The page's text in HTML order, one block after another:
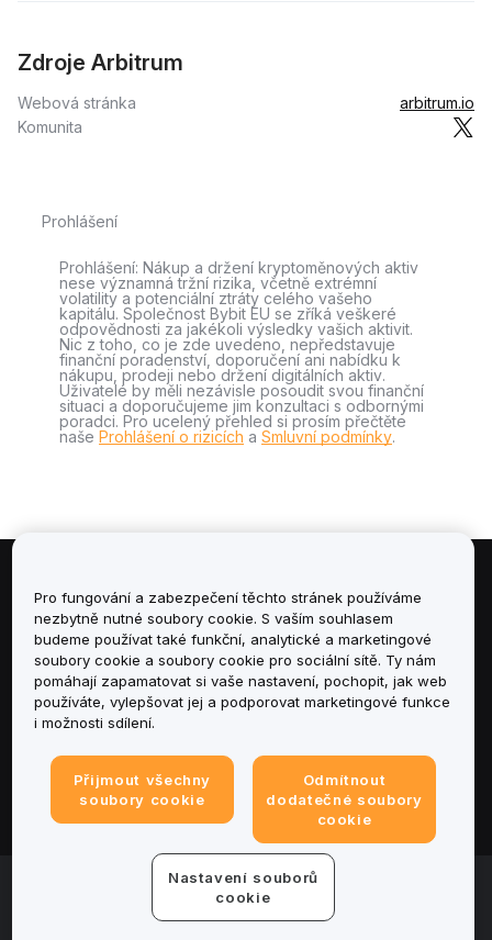
Zdroje Arbitrum
Webová stránka
arbitrum.io
Komunita
Prohlášení
Prohlášení: Nákup a držení kryptoměnových aktiv
nese významná tržní rizika, včetně extrémní
volatility a potenciální ztráty celého vašeho
kapitálu. Společnost Bybit EU se zříká veškeré
odpovědnosti za jakékoli výsledky vašich aktivit.
Nic z toho, co je zde uvedeno, nepředstavuje
finanční poradenství, doporučení ani nabídku k
nákupu, prodeji nebo držení digitálních aktiv.
Uživatelé by měli nezávisle posoudit svou finanční
situaci a doporučujeme jim konzultaci s odbornými
poradci. Pro ucelený přehled si prosím přečtěte
naše Prohlášení o rizicích a Smluvní podmínky.
Informace
Služby
podpora
Právní informace
© 2025-2026 Bybit.eu. Všechna práva vyhrazena.
Podmínky poskytování služeb
Podmínky ochrany
Pro fungování a zabezpečení těchto stránek používáme
nezbytně nutné soubory cookie. S vaším souhlasem
budeme používat také funkční, analytické a marketingové
soubory cookie a soubory cookie pro sociální sítě. Ty nám
pomáhají zapamatovat si vaše nastavení, pochopit, jak web
používáte, vylepšovat jej a podporovat marketingové funkce
i možnosti sdílení.
Přijmout všechny
soubory cookie
Odmítnout
dodatečné soubory
cookie
Nastavení souborů
cookie